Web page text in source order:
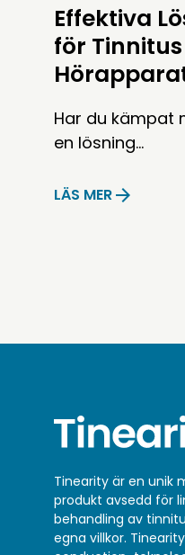
Effektiva
för
Har du kämpat
en lösning…
LÄS MER
Tinearity är en unik
produkt avsedd för
behandling av
egna villkor.